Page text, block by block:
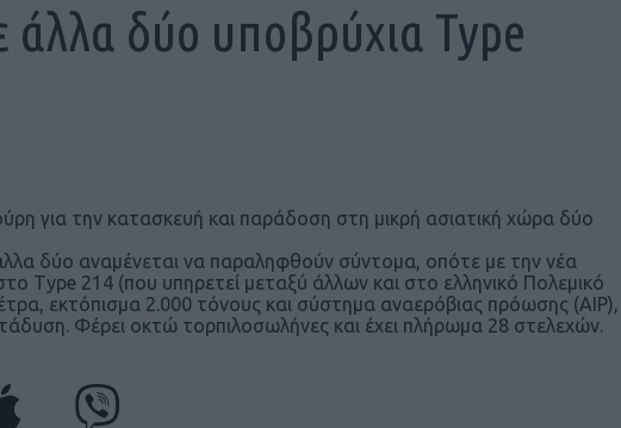
άλλα δύο υποβρύχια Type
για την κατασκευή και παράδοση στη μικρή ασιατική χώρα δύο
δύο αναμένεται να παραληφθούν σύντομα, οπότε με την νέα
Type 214 (που υπηρετεί μεταξύ άλλων και στο ελληνικό Πολεμικό
εκτόπισμα 2.000 τόνους και σύστημα αναερόβιας πρόωσης (AIP),
Φέρει οκτώ τορπιλοσωλήνες και έχει πλήρωμα 28 στελεχών.